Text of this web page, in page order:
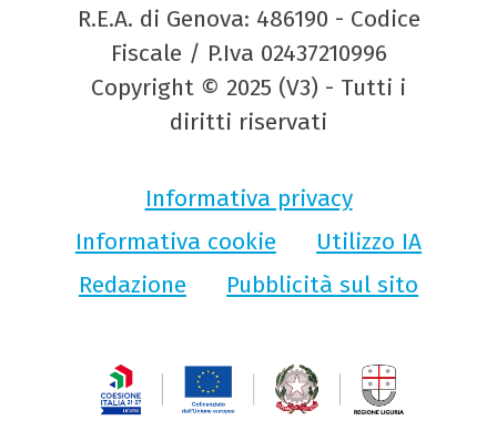
R.E.A. di Genova: 486190 - Codice
Fiscale / P.Iva 02437210996
Copyright © 2025 (V3) - Tutti i
diritti riservati
Informativa privacy
Informativa cookie
Utilizzo IA
Redazione
Pubblicità sul sito